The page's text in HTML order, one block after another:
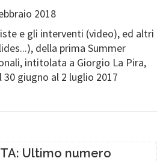
2018
e gli interventi (video), ed altri
della prima Summer
intitolata a Giorgio La Pira,
giugno al 2 luglio 2017
Ultimo numero